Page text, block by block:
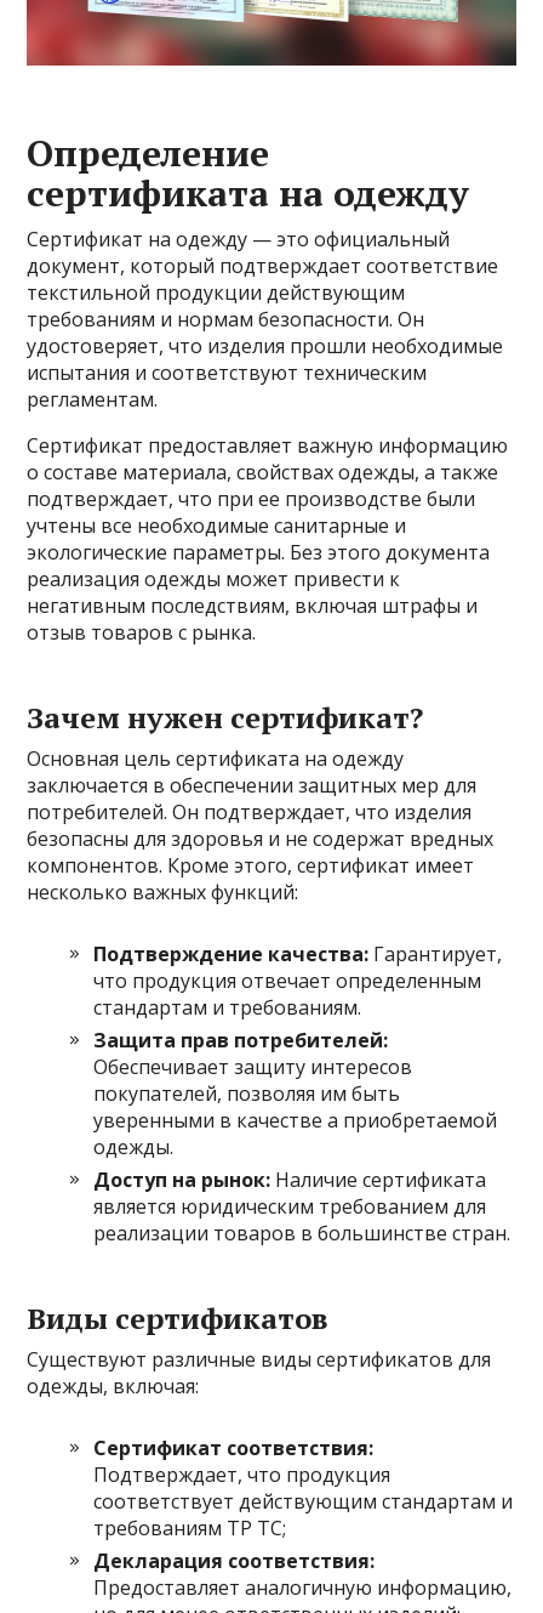
Определение
сертификата на одежду
Сертификат на одежду — это официальный
документ, который подтверждает соответствие
текстильной продукции действующим
требованиям и нормам безопасности. Он
удостоверяет, что изделия прошли необходимые
испытания и соответствуют техническим
регламентам.
Сертификат предоставляет важную информацию
о составе материала, свойствах одежды, а также
подтверждает, что при ее производстве были
учтены все необходимые санитарные и
экологические параметры. Без этого документа
реализация одежды может привести к
негативным последствиям, включая штрафы и
отзыв товаров с рынка.
Зачем нужен сертификат?
Основная цель сертификата на одежду
заключается в обеспечении защитных мер для
потребителей. Он подтверждает, что изделия
безопасны для здоровья и не содержат вредных
компонентов. Кроме этого, сертификат имеет
несколько важных функций:
Подтверждение качества: Гарантирует,
что продукция отвечает определенным
стандартам и требованиям.
Защита прав потребителей:
Обеспечивает защиту интересов
покупателей, позволяя им быть
уверенными в качестве а приобретаемой
одежды.
Доступ на рынок: Наличие сертификата
является юридическим требованием для
реализации товаров в большинстве стран.
Виды сертификатов
Существуют различные виды сертификатов для
одежды, включая:
Сертификат соответствия:
Подтверждает, что продукция
соответствует действующим стандартам и
требованиям ТР ТС;
Декларация соответствия:
Предоставляет аналогичную информацию,